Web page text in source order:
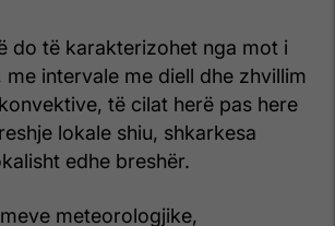
do të karakterizohet nga mot i
me intervale me diell dhe zhvillim
të cilat herë pas here
lokale shiu, shkarkesa
edhe breshër.
meteorologjike,